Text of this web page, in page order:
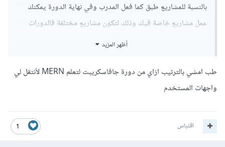
بالنسبة للمشاريع طبق كما فعل المدرب وفي نهاية الدورة يمكنك
عمل مشاريع خاصة فيك وذلك لتكون مشاريع مختلفة فالدورات
تمشي على طريق معين ونهج معين حيث يتم التعلم بالتدريج ويتم
فيمكنك ذلك بعد الانتهاء من الدورة.
أظهر المزيد
طب امشي بالترتيب ازاي من دورة جافاسكريبت لتعلم MERN لأنتقل لي
واجهات المستخدم
1 اقتباس